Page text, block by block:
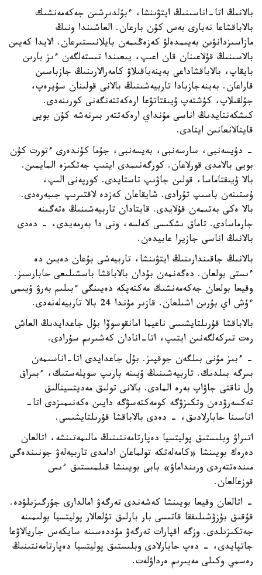
بالانىڭ اتا-اناسىنىڭ ايتۋىنشا، ءبۇلدىرشىن جەكەمەنشىك
بالاباقشاعا نەبارى بەس كۇن بارعان. العاشىندا ونىڭ
مازاسىزدانۋىن بەيىمدەلۋ كەزەڭىمەن بايلانىستىرعان. الايدا كەيىن
بالاسىنىڭ قۇلاعىنان قان اعىپ، يىعىندا تىستەلگەن ءىز بارىن
بايقاپ، بالاباقشاداعى بەينەباقىلاۋ كامەرالارىنىڭ جازباسىن
قاراعان. بەينەجازبادا تاربيەشىنىڭ بالانى قولىنان سۇيرەپ،
جۇلقىلاپ، كۇشتەپ ۇيىقتاتۋعا ارەكەتتەنگەنى كورىنەدى.
كىشكەنتايدىڭ اناسى مۇنداي ارەكەتتەر بىرنەشە كۇن بويى
قايتالانعانىن ايتادى.
- دۇيسەنبى، سارسەنبى، بەيسەنبى، جۇما كۇندەرى ءتورت كۇن
بويى بالامدى قورلاعان. كورگەنىمدى ايتىپ جەتكىزە المايمىن.
بالا ۇيىقتاماسا، قولىن جاۋىپ تاستايدى. كورپەنى الىپ،
ۇستىنەن باسىپ تۇرادى. شايقاعان كەزدە لاقتىرىپ جىبەرەدى.
بالا ەكى بەتىمەن قۇلايدى. قايتادان تاربيەشىنىڭ ەتەگىنە
جارماسادى. تاماق ىشكىسى كەلسە، ونى دا بەرمەيدى، - دەدى
بالانىڭ اناسى جازيرا عابيدەن.
بالانىڭ جاقىندارىنىڭ ايتۋىنشا، تاربيەشى بۇعان دەيىن دە
ءىستى بولعان. دەگەنمەن بۇدان بالاباقشا باسشىلىعى حابارسىز.
وقيعا بولعان جەكەمەنشىك مەكتەپكە دەيىنگى ءبىلىم بەرۋ ۇيىمى
ءۇش اي بۇرىن اشىلعان. قازىر مۇندا 24 بالا تاربيەلەنەدى.
بالاباقشا قۇرىلتايشىسى ناعيما امانقوسوۆا بۇل جاعدايدىڭ العاش
رەت تىركەلگەنىن ايتىپ، اتا-انادان كەشىرىم سۇرادى.
- ءبىز مۇنى بىلگەن جوقپىز. بۇل جاعدايدى اتا-اناسىمەن
بىرگە بىلدىك. تاربيەشىنىڭ ۇيىنە بارىپ سويلەستىك، ءبىراق
ول ناقتى جاۋاپ بەرە المادى. بالانى تولىق مەديتسينالىق
تەكسەرۋدەن وتكىزۋگە كومەكتەسۋگە دايىن ەكەنىمىزدى اتا-
اناسىنا حابارلادىق، - دەدى بالاباقشا قۇرىلتايشىسى.
اتىراۋ وبلىستىق پوليتسيا دەپارتامەنتىنىڭ مالىمەتىنشە، اتالعان
دەرەك بويىنشا «كامەلەتكە تولماعان ادامدى تاربيەلەۋ جونىندەگى
مىندەتتەردى ورىنداماۋ» بابى بويىنشا قىلمىستىق ءىس
قوزعالعان.
- اتالعان وقيعا بويىنشا كەشەندى تەرگەۋ امالدارى جۇرگىزىلۋدە.
قۇقىق بۇزۋشىلىققا قاتىسى بار بارلىق تۇلعالار پوليتسيا بولىمىنە
جەتكىزىلدى. وزگە اقپارات تەرگەۋ مۇددەسىنە سايكەس جاريالاۋعا
جاتپايدى، - دەپ حابارلادى وبلىستىق پوليتسيا دەپارتامەنتىنىڭ
رەسمي وكىلى مەيىرىم ەرداۋلەت.